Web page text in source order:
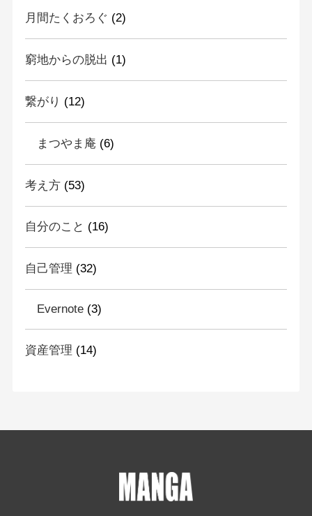
月間たくおろぐ (2)
窮地からの脱出 (1)
繋がり (12)
まつやま庵 (6)
考え方(53)
自分のこと (16)
自己管理 (32)
Evernote(3)
資産管理 (14)